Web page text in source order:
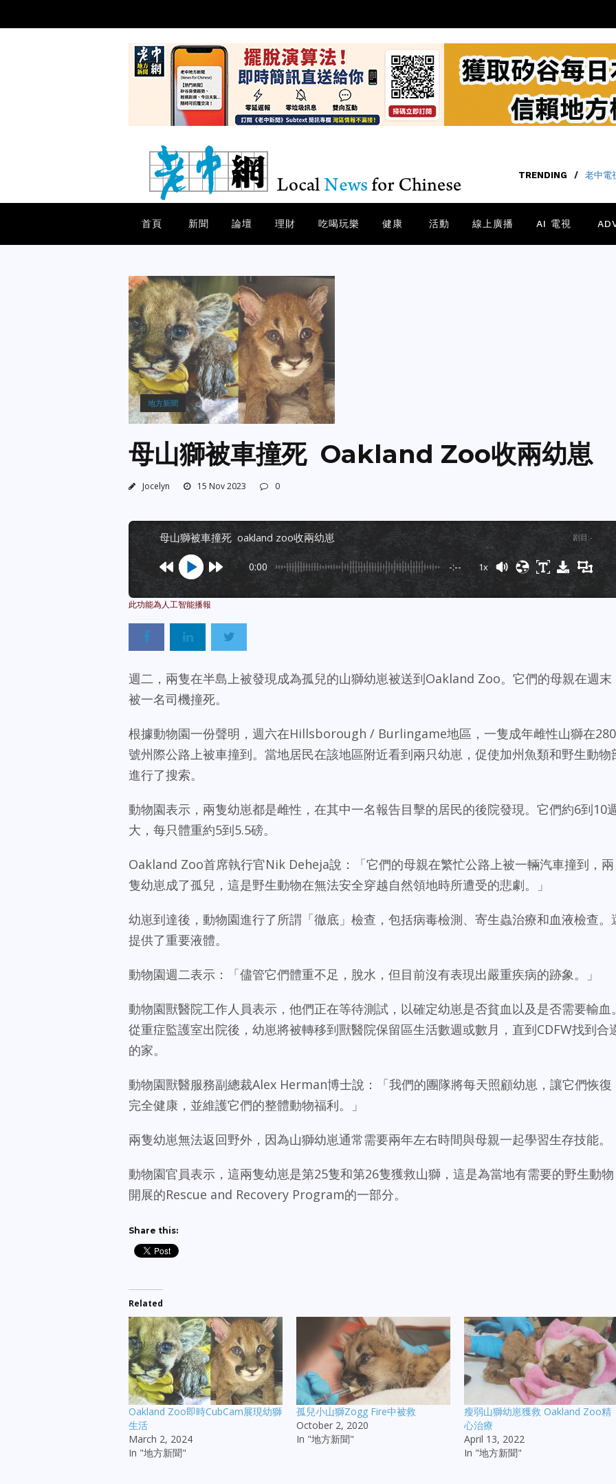
TRENDING / 老中電
首頁 新聞 論壇 理財 吃喝玩樂 健康 活動 線上廣播 AI 電視
地方新聞
母山獅被車撞死 Oakland Zoo收兩幼崽
Jocelyn 15 Nov 2023 0
母山獅被車撞死 oakland zoo收兩幼崽 剧目 :-
0:00 -:-- 1x
Powered By
週二，兩隻在半島上被發現成為孤兒的山獅幼崽被送到Oakland Zoo。它們的母親在週末
被一名司機撞死。
根據動物園一份聲明，週六在Hillsborough / Burlingame地區，一隻成年雌性山獅在280
號州際公路上被車撞到。當地居民在該地區附近看到兩只幼崽，促使加州魚類和野生動物
進行了搜索。
動物園表示，兩隻幼崽都是雌性，在其中一名報告目擊的居民的後院發現。它們約6到10
大，每只體重約5到5.5磅。
Oakland Zoo首席執行官Nik Deheja說：「它們的母親在繁忙公路上被一輛汽車撞到，兩
隻幼崽成了孤兒，這是野生動物在無法安全穿越自然領地時所遭受的悲劇。」
幼崽到達後，動物園進行了所謂「徹底」檢查，包括病毒檢測、寄生蟲治療和血液檢查。
提供了重要液體。
動物園週二表示：「儘管它們體重不足，脫水，但目前沒有表現出嚴重疾病的跡象。」
動物園獸醫院工作人員表示，他們正在等待測試，以確定幼崽是否貧血以及是否需要輸血
從重症監護室出院後，幼崽將被轉移到獸醫院保留區生活數週或數月，直到CDFW找到合
的家。
動物園獸醫服務副總裁Alex Herman博士說：「我們的團隊將每天照顧幼崽，讓它們恢復
完全健康，並維護它們的整體動物福利。」
兩隻幼崽無法返回野外，因為山獅幼崽通常需要兩年左右時間與母親一起學習生存技能。
動物園官員表示，這兩隻幼崽是第25隻和第26隻獲救山獅，這是為當地有需要的野生動物
開展的Rescue and Recovery Program的一部分。
Share this:
Related
Oakland Zoo即時CubCam展現幼獅
生活
March 2, 2024
In "地方新聞"
孤兒小山獅Zogg Fire中被救
October 2, 2020
In "地方新聞"
瘦弱山獅幼崽獲救 Oakland Zoo精
心治療
April 13, 2022
In "地方新聞"